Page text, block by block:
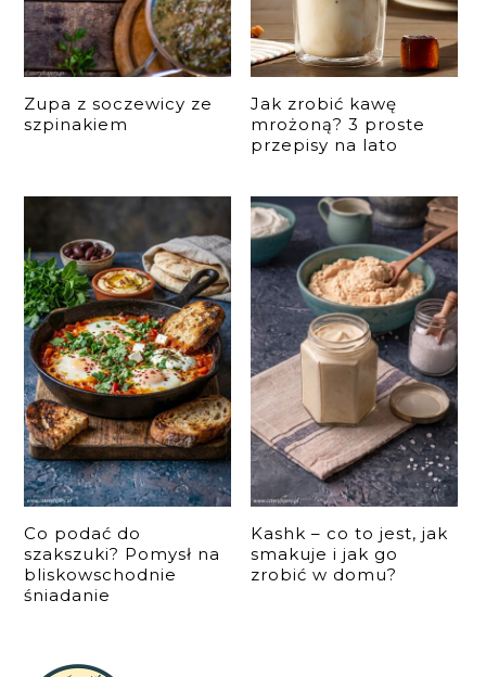
Zupa z soczewicy ze
szpinakiem
Jak zrobić kawę
mrożoną? 3 proste
przepisy na lato
Co podać do
szakszuki? Pomysł na
bliskowschodnie
śniadanie
Kashk – co to jest, jak
smakuje i jak go
zrobić w domu?